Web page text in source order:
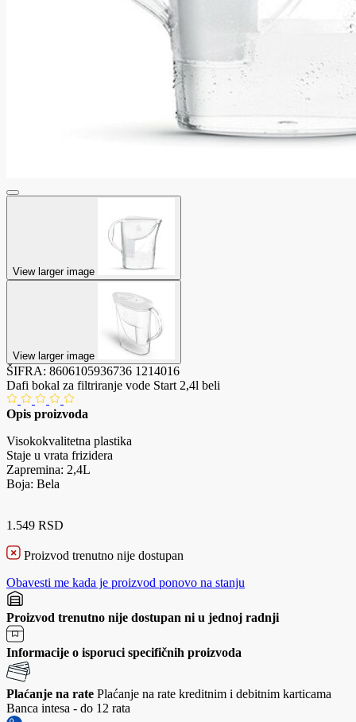
View larger image
View larger image
ŠIFRA: 8606105936736 1214016
Dafi bokal za filtriranje vode Start 2,4l beli
Opis proizvoda
Visokokvalitetna plastika
Staje u vrata frizidera
Zapremina: 2,4L
Boja: Bela
1.549 RSD
Proizvod trenutno nije dostupan
Obavesti me kada je proizvod ponovo na stanju
Proizvod trenutno nije dostupan ni u jednoj radnji
Informacije o isporuci specifičnih proizvoda
Plaćanje na rate Plaćanje na rate kreditnim i debitnim karticama
Banca intesa - do 12 rata